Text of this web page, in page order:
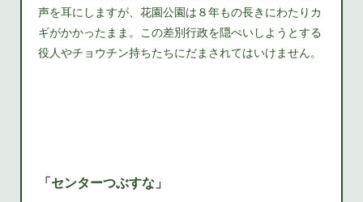
声を耳にしますが、花園公園は８年もの長きにわたりカ
ギがかかったまま。この差別行政を隠ぺいしようとする
役人やチョウチン持ちたちにだまされてはいけません。
「センターつぶすな」